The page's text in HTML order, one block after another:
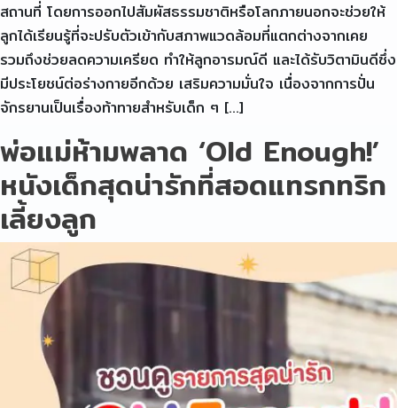
สถานที่ โดยการออกไปสัมผัสธรรมชาติหรือโลกภายนอกจะช่วยให้
ลูกได้เรียนรู้ที่จะปรับตัวเข้ากับสภาพแวดล้อมที่แตกต่างจากเคย
รวมถึงช่วยลดความเครียด ทำให้ลูกอารมณ์ดี และได้รับวิตามินดีซึ่ง
มีประโยชน์ต่อร่างกายอีกด้วย เสริมความมั่นใจ เนื่องจากการปั่น
จักรยานเป็นเรื่องท้าทายสำหรับเด็ก ๆ […]
พ่อแม่ห้ามพลาด ‘Old Enough!’
หนังเด็กสุดน่ารักที่สอดแทรกทริก
เลี้ยงลูก